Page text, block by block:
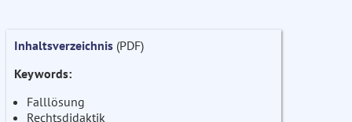
Inhaltsverzeichnis (PDF)
Keywords:
Falllösung
Rechtsdidaktik